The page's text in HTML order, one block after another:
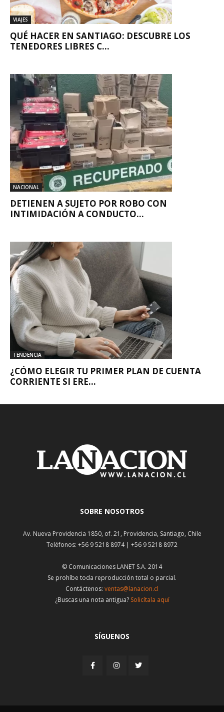
VIAJES
QUÉ HACER EN SANTIAGO: DESCUBRE LOS
TENEDORES LIBRES C...
NACIONAL
DETIENEN A SUJETO POR ROBO CON
INTIMIDACIÓN A CONDUCTO...
TENDENCIA
¿CÓMO ELEGIR TU PRIMER PLAN DE CUENTA
CORRIENTE SI ERE...
SOBRE NOSOTROS
Av. Nueva Providencia 1850, of. 21, Providencia, Santiago, Chile
Teléfonos: +56 9 5218 8974 | +56 9 5218 8972
© Comunicaciones LANET S.A. 2014
Se prohíbe toda reproducción total o parcial.
Contáctenos: ventas@lanacion.cl
¿Buscas una nota antigua? Solicítala aquí
SÍGUENOS